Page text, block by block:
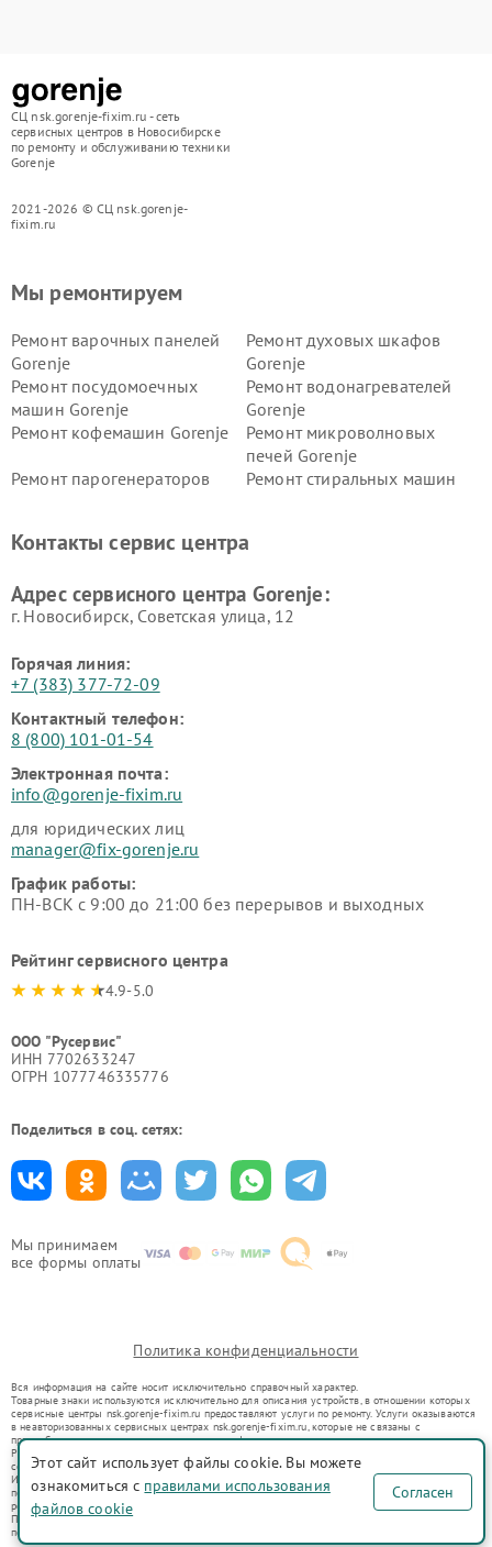
СЦ nsk.gorenje-fixim.ru - сеть
сервисных центров в Новосибирске
по ремонту и обслуживанию техники
Gorenje
2021-2026 © СЦ nsk.gorenje-
fixim.ru
Мы принимаем
все формы оплаты
Мы ремонтируем
Ремонт варочных панелей
Gorenje
Ремонт духовых шкафов
Gorenje
Ремонт посудомоечных
машин Gorenje
Ремонт водонагревателей
Gorenje
Ремонт кофемашин Gorenje
Ремонт микроволновых
печей Gorenje
Ремонт парогенераторов
Ремонт стиральных машин
Контакты сервис центра
Адрес сервисного центра Gorenje:
г. Новосибирск, Советская улица, 12
Горячая линия:
+7 (383) 377-72-09
Контактный телефон:
8 (800) 101-01-54
Электронная почта:
info@gorenje-fixim.ru
для юридических лиц
manager@fix-gorenje.ru
График работы:
ПН-ВСК с 9:00 до 21:00 без перерывов и выходных
Рейтинг сервисного центра
4.9-5.0
ООО "Русервис"
ИНН 7702633247
ОГРН 1077746335776
Поделиться в соц. сетях:
Политика конфиденциальности
Вся информация на сайте носит исключительно справочный характер.
Товарные знаки используются исключительно для описания устройств, в отношении которых
сервисные центры nsk.gorenje-fixim.ru предоставляют услуги по ремонту. Услуги оказываются
в неавторизованных сервисных центрах nsk.gorenje-fixim.ru, которые не связаны с
правообладателями товарных знаков или их официальными представителями.
Ремонт осуществляется для устройств, уже введенных в гражданский оборот в соответствии
со статьей 1487 ГК РФ.
Использование товарных знаков не преследует цели индивидуализации услуг или введения
потребителей в заблуждение, а служит для информирования о предоставляемых услугах по
ремонту техники указанных брендов.
Представленная на сайте информация не является публичной офертой, определяемой
положениями Статьи 437(2) Гражданского кодекса РФ
Этот сайт использует файлы cookie. Вы можете
ознакомиться с правилами использования
файлов cookie
Согласен